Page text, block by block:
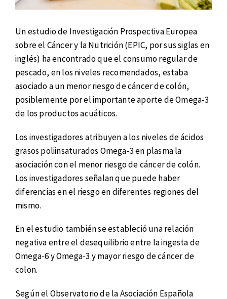
Un estudio de Investigación Prospectiva Europea
sobre el Cáncer y la Nutrición (EPIC, por sus siglas en
inglés) ha encontrado que el consumo regular de
pescado, en los niveles recomendados, estaba
asociado a un menor riesgo de cáncer de colón,
posiblemente por el importante aporte de Omega-3
de los productos acuáticos.
Los investigadores atribuyen a los niveles de ácidos
grasos poliinsaturados Omega-3 en plasma la
asociación con el menor riesgo de cáncer de colón.
Los investigadores señalan que puede haber
diferencias en el riesgo en diferentes regiones del
mismo.
En el estudio también se estableció una relación
negativa entre el desequilibrio entre la ingesta de
Omega-6 y Omega-3 y mayor riesgo de cáncer de
colon.
Según el Observatorio de la Asociación Española